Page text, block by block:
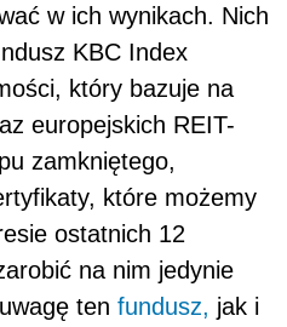
w ich wynikach. Nich
KBC Index
który bazuje na
europejskich REIT-
zamkniętego,
które możemy
ostatnich 12
na nim jedynie
ten fundusz, jak i